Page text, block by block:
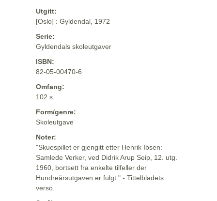
Utgitt:
[Oslo] : Gyldendal, 1972
Serie:
Gyldendals skoleutgaver
ISBN:
82-05-00470-6
Omfang:
102 s.
Form/genre:
Skoleutgave
Noter:
"Skuespillet er gjengitt etter Henrik Ibsen:
Samlede Verker, ved Didrik Arup Seip, 12. utg.
1960, bortsett fra enkelte tilfeller der
Hundreårsutgaven er fulgt." - Tittelbladets
verso.